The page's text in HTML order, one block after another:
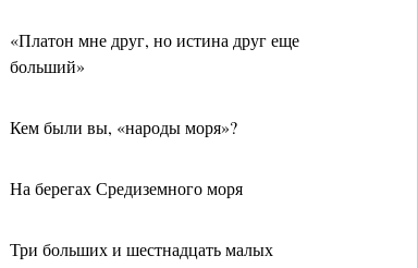
«Платон мне друг, но истина друг еще
больший»
Кем были вы, «народы моря»?
На берегах Средиземного моря
Три больших и шестнадцать малых